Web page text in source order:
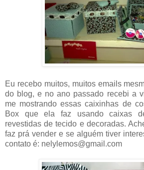
Eu recebo muitos, muitos emails
do blog, e no ano passado recebi a
me mostrando essas caixinhas de
Box que ela faz usando caixas
revestidas de tecido e decoradas.
faz prá vender e se alguém tiver
contato é: nelylemos@gmail.com